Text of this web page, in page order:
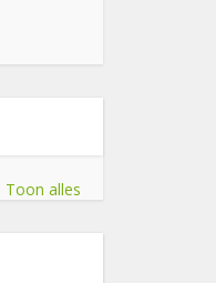
Toon alles